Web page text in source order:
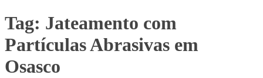
Tag: Jateamento com
Partículas Abrasivas em
Osasco